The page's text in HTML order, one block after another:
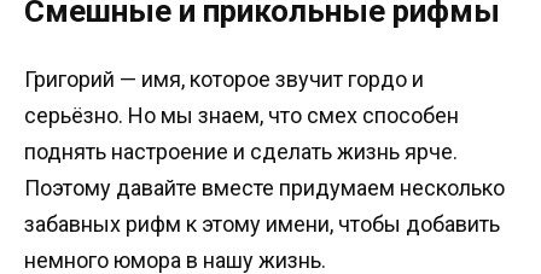
Смешные и прикольные рифмы
Григорий — имя, которое звучит гордо и
серьёзно. Но мы знаем, что смех способен
поднять настроение и сделать жизнь ярче.
Поэтому давайте вместе придумаем несколько
забавных рифм к этому имени, чтобы добавить
немного юмора в нашу жизнь.